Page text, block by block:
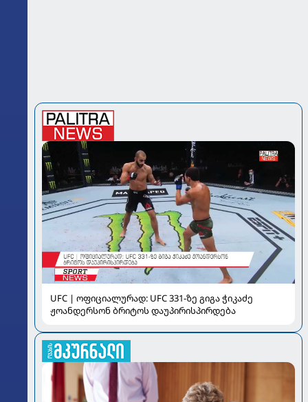
UFC | ოფიციალურად: UFC 331-ზე გიგა ჭიკაძე
ჟოანდერსონ ბრიტოს დაუპირისპირდება